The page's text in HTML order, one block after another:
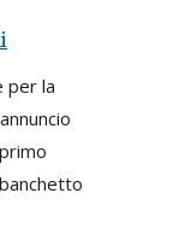
per la